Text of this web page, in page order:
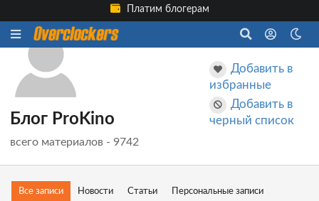
Платим блогерам
Блог ProKino
всего материалов - 9742
Добавить в
избранные
Добавить в
черный список
Все записи Новости Статьи Персональные записи